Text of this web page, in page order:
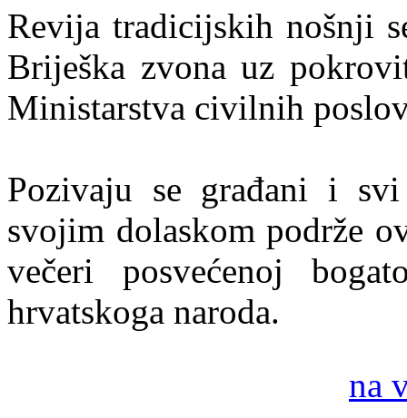
Revija tradicijskih nošnji
Briješka zvona uz
Ministarstva civilnih
Pozivaju se građani i
svojim dolaskom podrže
večeri posvećenoj
hrvatskoga naroda.
na